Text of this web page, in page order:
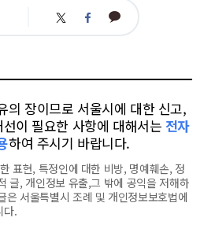
트 페 카
의 장이므로 서울시에 대한 신고,
이 필요한 사항에 대해서는 전자
하여 주시기 바랍니다.
표현, 특정인에 대한 비방, 명예훼손, 정
글, 개인정보 유출,그 밖에 공익을 저해하
은 서울특별시 조례 및 개인정보보호법에
다.